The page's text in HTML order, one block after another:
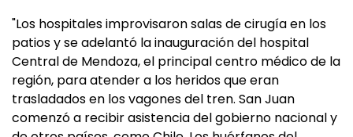
"Los hospitales improvisaron salas de cirugía en los
patios y se adelantó la inauguración del hospital
Central de Mendoza, el principal centro médico de la
región, para atender a los heridos que eran
trasladados en los vagones del tren. San Juan
comenzó a recibir asistencia del gobierno nacional y